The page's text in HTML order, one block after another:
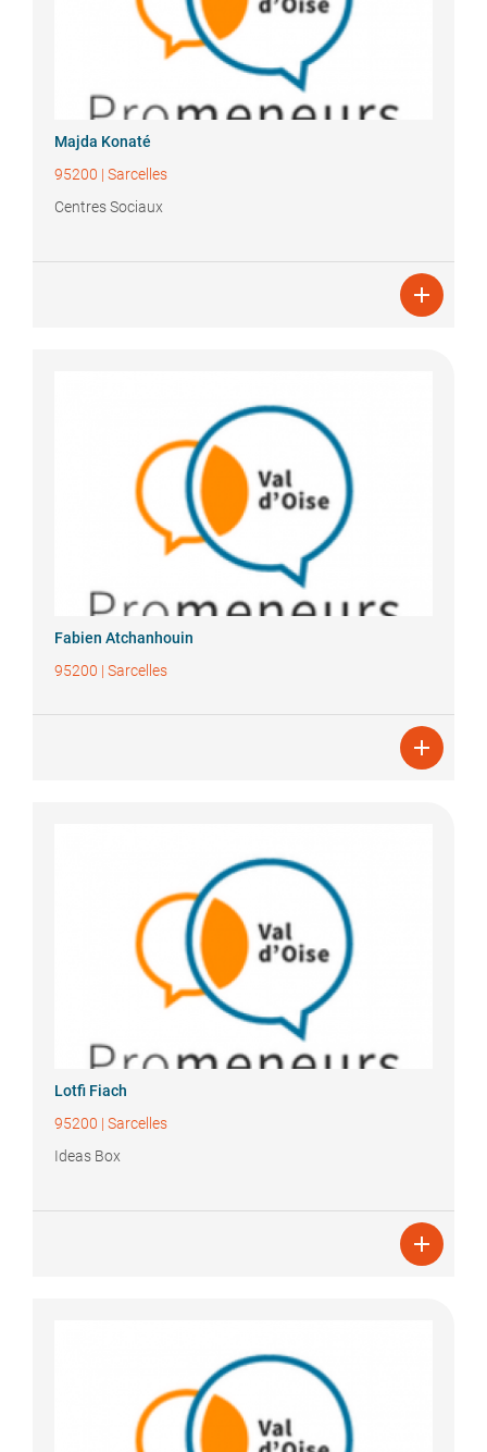
Majda Konaté
95200 | Sarcelles
Centres Sociaux

Fabien Atchanhouin
95200 | Sarcelles

Lotfi Fiach
95200 | Sarcelles
Ideas Box
